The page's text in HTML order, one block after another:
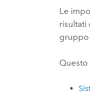
Le
risultati
gruppo
Questo